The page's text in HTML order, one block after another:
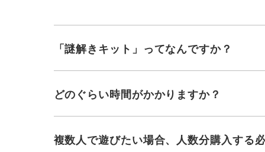
「謎解きキット」ってなんですか？
どのぐらい時間がかかりますか？
複数人で遊びたい場合、人数分購入する